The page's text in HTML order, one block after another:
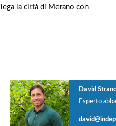
la città di Merano con
David
Esperto